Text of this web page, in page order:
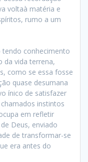
voltaà matéria e
rumo a um
conhecimento
da vida terrena,
como se essa fosse
quase desumana
ínico de satisfazer
instintos
em refletir
Deus, enviado
de transformar-se
era antes do